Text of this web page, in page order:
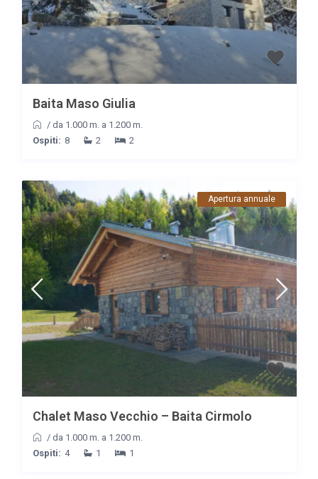
Baita Maso Giulia
/ da 1.000 m. a 1.200 m.
Ospiti: 8 2 2
Apertura annuale
Chalet Maso Vecchio – Baita Cirmolo
/ da 1.000 m. a 1.200 m.
Ospiti: 4 1 1